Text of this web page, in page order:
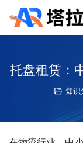
托盘租赁：
知识